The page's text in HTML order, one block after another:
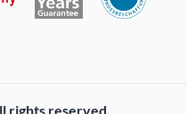
rights reserved.